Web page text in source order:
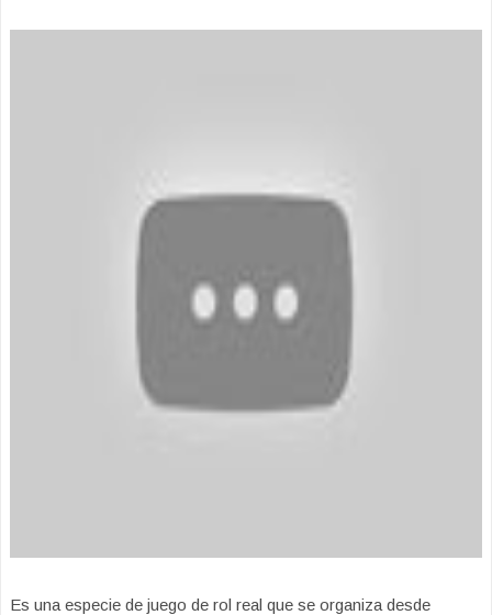
Es una especie de juego de rol real que se organiza desde